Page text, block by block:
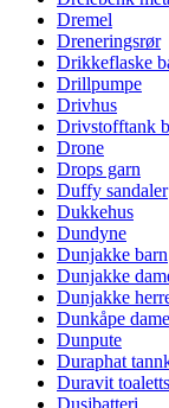
Dremel
Dreneringsrør
Drikkeflaske
Drillpumpe
Drivhus
Drivstofftank
Drone
Drops garn
Duffy sandaler
Dukkehus
Dundyne
Dunjakke barn
Dunjakke
Dunjakke
Dunkåpe dame
Dunpute
Duraphat
Duravit
Dusjbatteri